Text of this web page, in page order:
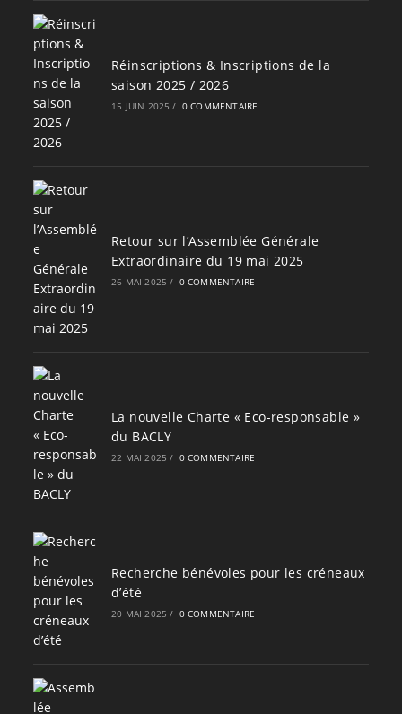
Réinscriptions & Inscriptions de la
saison 2025 / 2026
15 JUIN 2025 / 0 COMMENTAIRE
Retour sur l’Assemblée Générale
Extraordinaire du 19 mai 2025
26 MAI 2025 / 0 COMMENTAIRE
La nouvelle Charte « Eco-responsable »
du BACLY
22 MAI 2025 / 0 COMMENTAIRE
Recherche bénévoles pour les créneaux
d’été
20 MAI 2025 / 0 COMMENTAIRE